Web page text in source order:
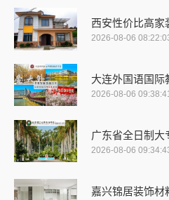
西安性价比高家
2026-08-06
大连外国语国际
2026-08-06 09:38:41
广东省全日制大
2026-08-06
嘉兴锦居装饰材